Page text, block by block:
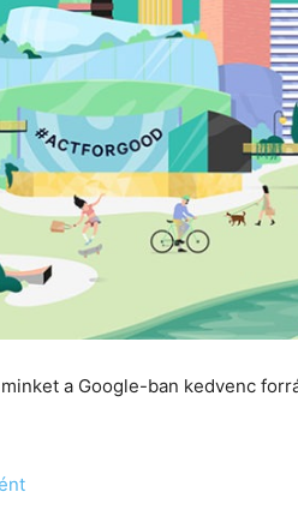
a Google-ban kedvenc